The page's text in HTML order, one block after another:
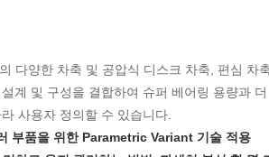
다양한 차축 및 공압식 디스크 차축, 편심
계 및 구성을 결합하여 슈퍼 베어링 용량과
사용자 정의할 수 있습니다.
부품을 위한 Parametric Variant 기술 적용